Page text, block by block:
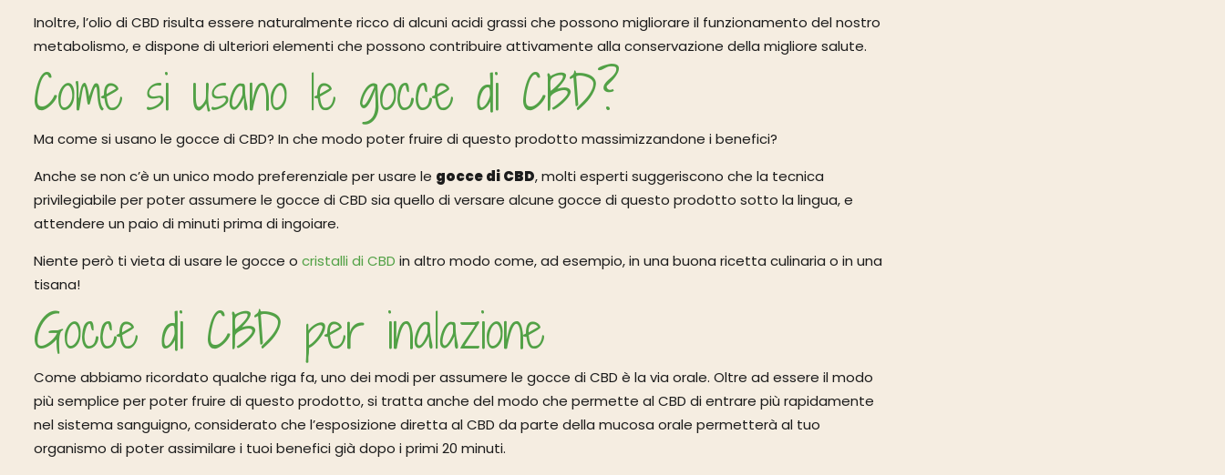
Inoltre, l’olio di CBD risulta essere naturalmente ricco di alcuni acidi grassi che possono migliorare il funzionamento del nostro
metabolismo, e dispone di ulteriori elementi che possono contribuire attivamente alla conservazione della migliore salute.
Come si usano le gocce di CBD?
Ma come si usano le gocce di CBD? In che modo poter fruire di questo prodotto massimizzandone i benefici?
Anche se non c’è un unico modo preferenziale per usare le gocce di CBD, molti esperti suggeriscono che la tecnica
privilegiabile per poter assumere le gocce di CBD sia quello di versare alcune gocce di questo prodotto sotto la lingua, e
attendere un paio di minuti prima di ingoiare.
Niente però ti vieta di usare le gocce o cristalli di CBD in altro modo come, ad esempio, in una buona ricetta culinaria o in una
tisana!
Gocce di CBD per inalazione
Come abbiamo ricordato qualche riga fa, uno dei modi per assumere le gocce di CBD è la via orale. Oltre ad essere il modo
più semplice per poter fruire di questo prodotto, si tratta anche del modo che permette al CBD di entrare più rapidamente
nel sistema sanguigno, considerato che l’esposizione diretta al CBD da parte della mucosa orale permetterà al tuo
organismo di poter assimilare i tuoi benefici già dopo i primi 20 minuti.